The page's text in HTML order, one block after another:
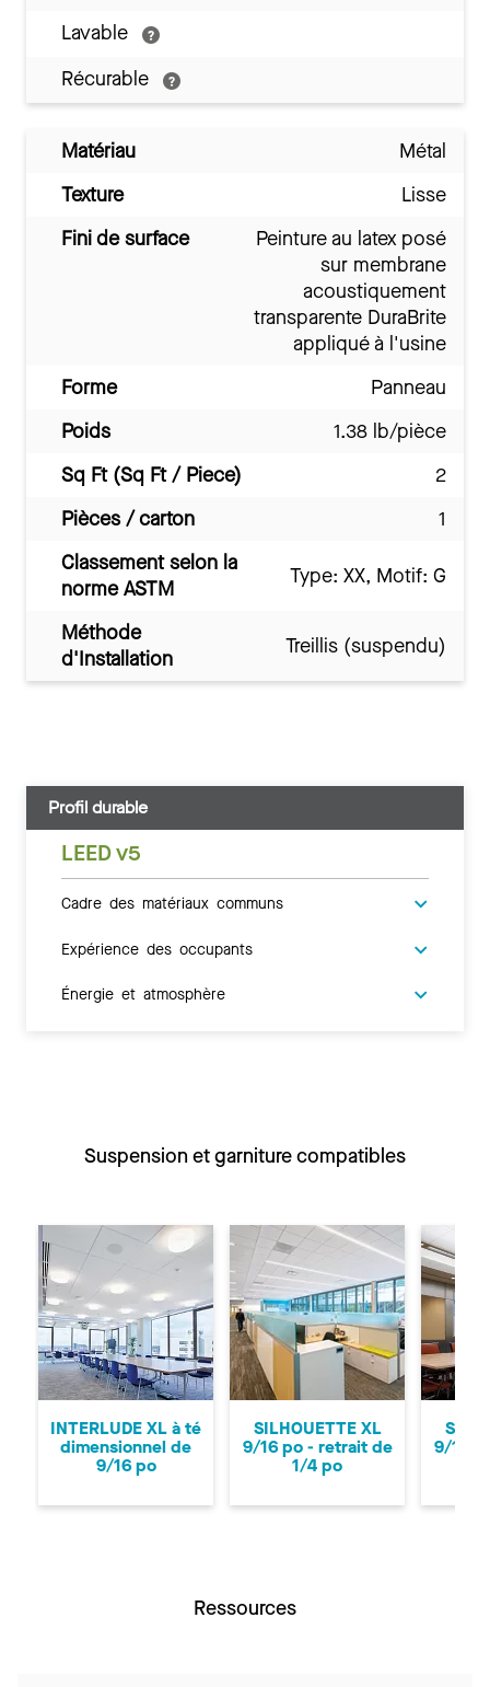
Lavable
Récurable
Matériau
Métal
Texture
Lisse
Fini de surface
Peinture au latex posé
sur membrane
acoustiquement
transparente DuraBrite
appliqué à l'usine
Forme
Panneau
Poids
1.38 lb/pièce
Sq Ft (Sq Ft / Piece)
2
Pièces / carton
1
Classement selon la
norme ASTM
Type: XX, Motif: G
Méthode
d'Installation
Treillis (suspendu)
Profil durable
LEED v5
Cadre des matériaux communs
Expérience des occupants
Énergie et atmosphère
Suspension et garniture compatibles
Précédent
INTERLUDE XL à té
dimensionnel de
9/16 po
SILHOUETTE XL
9/16 po - retrait de
1/4 po
9/16
Ressources